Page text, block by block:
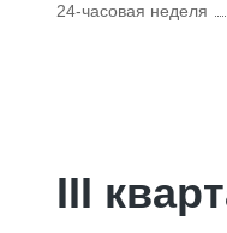
24-часовая неделя
III